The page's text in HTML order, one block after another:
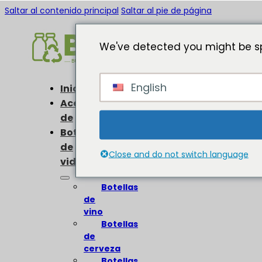
Saltar al contenido principal Saltar al pie de página
Inicio
Acerca
de
Botellas
de
vidrio
Botellas
de
vino
Botellas
de
cerveza
We've detected you might be
English
Close and do not switch language